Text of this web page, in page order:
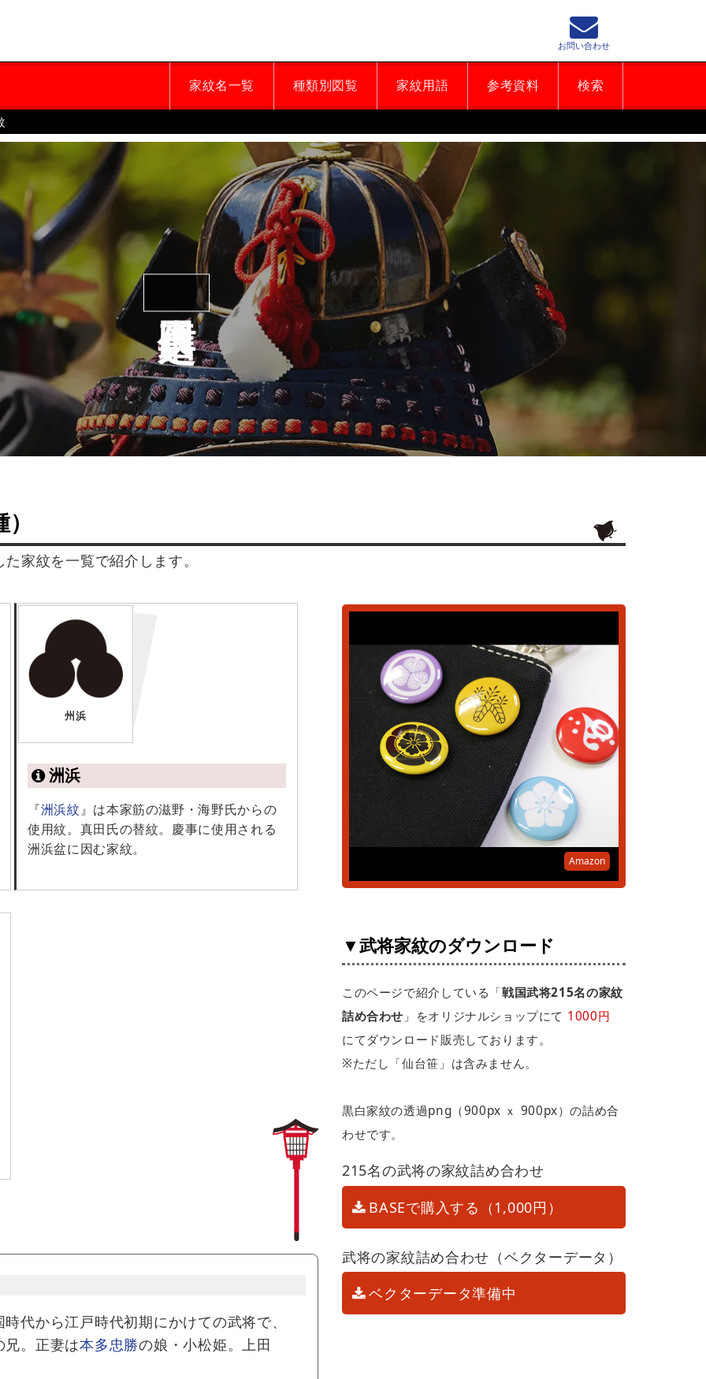
家紋名一覧 種類別図覧 家紋用語 参考資料 検索
お問い合わせ
家紋を一覧で紹介します。
州浜
洲浜
『洲浜紋』は本家筋の滋野・海野氏からの
使用紋。真田氏の替紋。慶事に使用される
洲浜盆に因む家紋。
代から江戸時代初期にかけての武将で、
兄。正妻は本多忠勝の娘・小松姫。上田
Amazon
▼武将家紋のダウンロード
このページで紹介している「戦国武将215名の家紋
詰め合わせ 」をオリジナルショップにて 1000円
にてダウンロード販売しております。
※ただし「仙台笹」は含みません。
黒白家紋の透過png（900px ｘ 900px）の詰め合
わせです。
215名の武将の家紋詰め合わせ
BASEで購入する（1,000円）
武将の家紋詰め合わせ（ベクターデータ）
ベクターデータ準備中